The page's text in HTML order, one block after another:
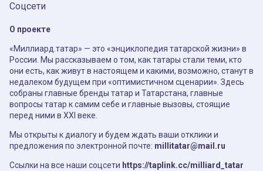
Соцсети
О проекте
«Миллиард.татар» — это «энциклопедия татарской жизни» в
России. Мы рассказываем о том, как татары стали теми, кто
они есть, как живут в настоящем и какими, возможно, станут в
недалеком будущем при «оптимистичном сценарии». Здесь
собраны главные бренды татар и Татарстана, главные
вопросы татар к самим себе и главные вызовы, стоящие
перед ними в XXI веке.
Мы открыты к диалогу и будем ждать ваши отклики и
предложения по электронной почте: millitatar@mail.ru
Ссылки на все наши соцсети https://taplink.cc/milliard_tatar